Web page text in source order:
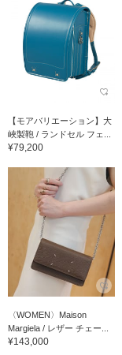
【モアバリエーション】大
峽製鞄 / ランドセル フェ...
¥79,200
〈WOMEN〉Maison
Margiela / レザー チェー...
¥143,000